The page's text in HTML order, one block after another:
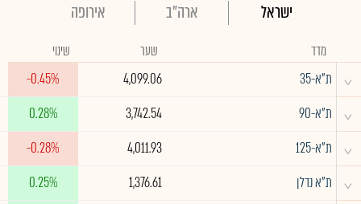
ישראל ארה"ב אירופה
מדד שער שינוי
^ ת"א-35 4,099.06
-0.45%
^ ת"א-90 3,742.54
0.28%
^ ת"א-125 4,011.93
-0.28%
^ ת"א נדלן 1,376.61
0.25%